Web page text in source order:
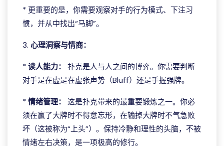
* 更重要的是，你需要观察对手的行为模式、下注习
惯，并从中找出“马脚”。
3. 心理洞察与情商：
*读人能力：
扑克是人与人之间的博弈。你需要判断
对手是在虚是在虚张声势（Bluff）还是手握强牌。
*情绪管理：
这是扑克带来的最重要锻炼之一。你必
须在赢了大牌时不得意忘形，在输掉大牌时不气急败
坏（这被称为“上头”）。保持冷静和理性的头脑，不被
情绪左右决策，是一项极高的修行。